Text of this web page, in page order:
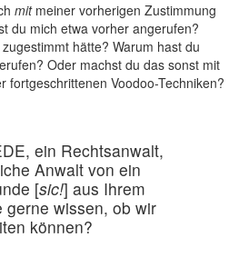
mitmeiner vorherigen Zustimmung
du mich etwa vorher angerufen?
hätte? Warum hast du
Oder machst du das sonst mit
fortgeschrittenen Voodoo-Techniken?
ein Rechtsanwalt,
Anwalt von ein
[sic!] aus Ihrem
gerne wissen, ob wir
können?